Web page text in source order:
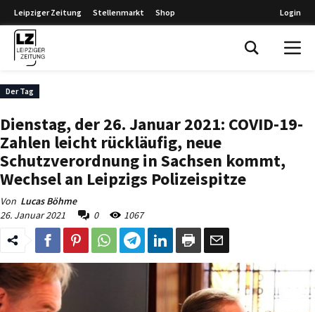
Leipziger Zeitung Stellenmarkt Shop Login
Der Tag
Dienstag, der 26. Januar 2021: COVID-19-
Zahlen leicht rückläufig, neue
Schutzverordnung in Sachsen kommt,
Wechsel an Leipzigs Polizeispitze
Von Lucas Böhme
26. Januar 2021
0 1067